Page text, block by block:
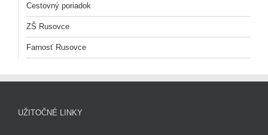
Cestovný poriadok
ZŠ Rusovce
Farnosť Rusovce
UŽITOČNÉ LINKY